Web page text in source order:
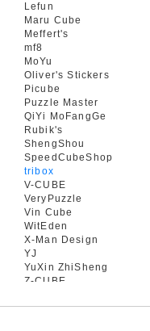
Lefun
Maru Cube
Meffert's
mf8
MoYu
Oliver's Stickers
Picube
Puzzle Master
QiYi MoFangGe
Rubik's
ShengShou
SpeedCubeShop
tribox
V-CUBE
VeryPuzzle
Vin Cube
WitEden
X-Man Design
YJ
YuXin ZhiSheng
Z-CUBE